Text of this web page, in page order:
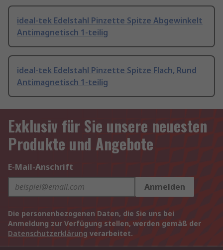
ideal-tek Edelstahl Pinzette Spitze Abgewinkelt
Antimagnetisch 1-teilig
ideal-tek Edelstahl Pinzette Spitze Flach, Rund
Antimagnetisch 1-teilig
Exklusiv für Sie unsere neuesten
Produkte und Angebote
E-Mail-Anschrift
Anmelden
Die personenbezogenen Daten, die Sie uns bei
Anmeldung zur Verfügung stellen, werden gemäß der
Datenschutzerklärung verarbeitet.